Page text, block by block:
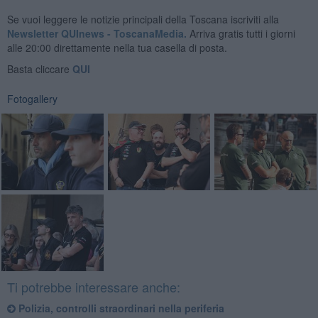
Se vuoi leggere le notizie principali della Toscana iscriviti alla
Newsletter QUInews - ToscanaMedia. Arriva gratis tutti i giorni
alle 20:00 direttamente nella tua casella di posta.
Basta cliccare QUI
Fotogallery
Ti potrebbe interessare anche:
​Polizia, controlli straordinari nella periferia